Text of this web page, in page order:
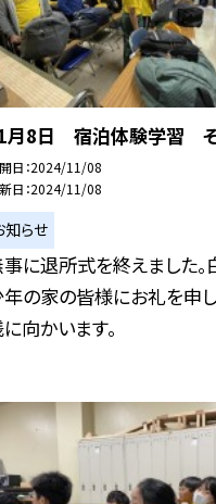
月8日 宿泊体験学習
日 2024/11/08
日 2024/11/08
知らせ
に退所式を終えました。
の家の皆様にお礼を申し
向かいます。